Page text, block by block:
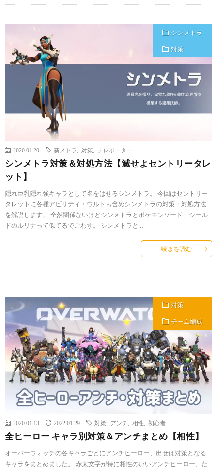
シンメトラ
対策
2020.01.20 新メトラ 対策 テレポーター
シンメトラ対策＆対処方法【滅せよセントリータレ
ット】
隠れ巨乳隠れ強キャラとして名をはせるシンメトラ。 今回はセントリー
タレットに各種アビリティ・ウルトも含めシンメトラの対策・対処方法
を解説します。 全然関係ないけどシンメトラとポケモンソード・シール
ドのルリナって似てるでごわす。 シンメトラと…
続きを読む
対策
チーム編成
2020.01.13 2022.01.29 対策 アンチ 相性 初心者
全ヒーロー キャラ別対策＆アンチまとめ【相性】
オーバーウォッチの各キャラごとにアンチヒーロー、出せば対策となる
キャラをまとめました。 赤太文字が特に相性のいいアンチヒーロー、た